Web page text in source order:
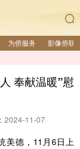
为侨服务 影像侨联
奉献温暖”慰
2024-11-07
德，11月6日上